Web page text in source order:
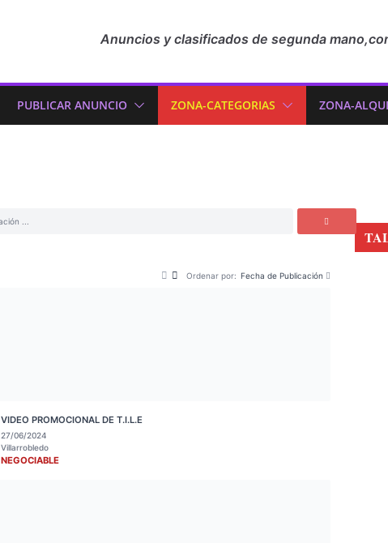
Anuncios y clasificados de segunda
PUBLICAR ANUNCIO ZONA-CATEGORIAS ZONA-
Ordenar por: Fecha de Publicación
VIDEO PROMOCIONAL DE T.I.L.E
27/06/2024
Villarrobledo
NEGOCIABLE